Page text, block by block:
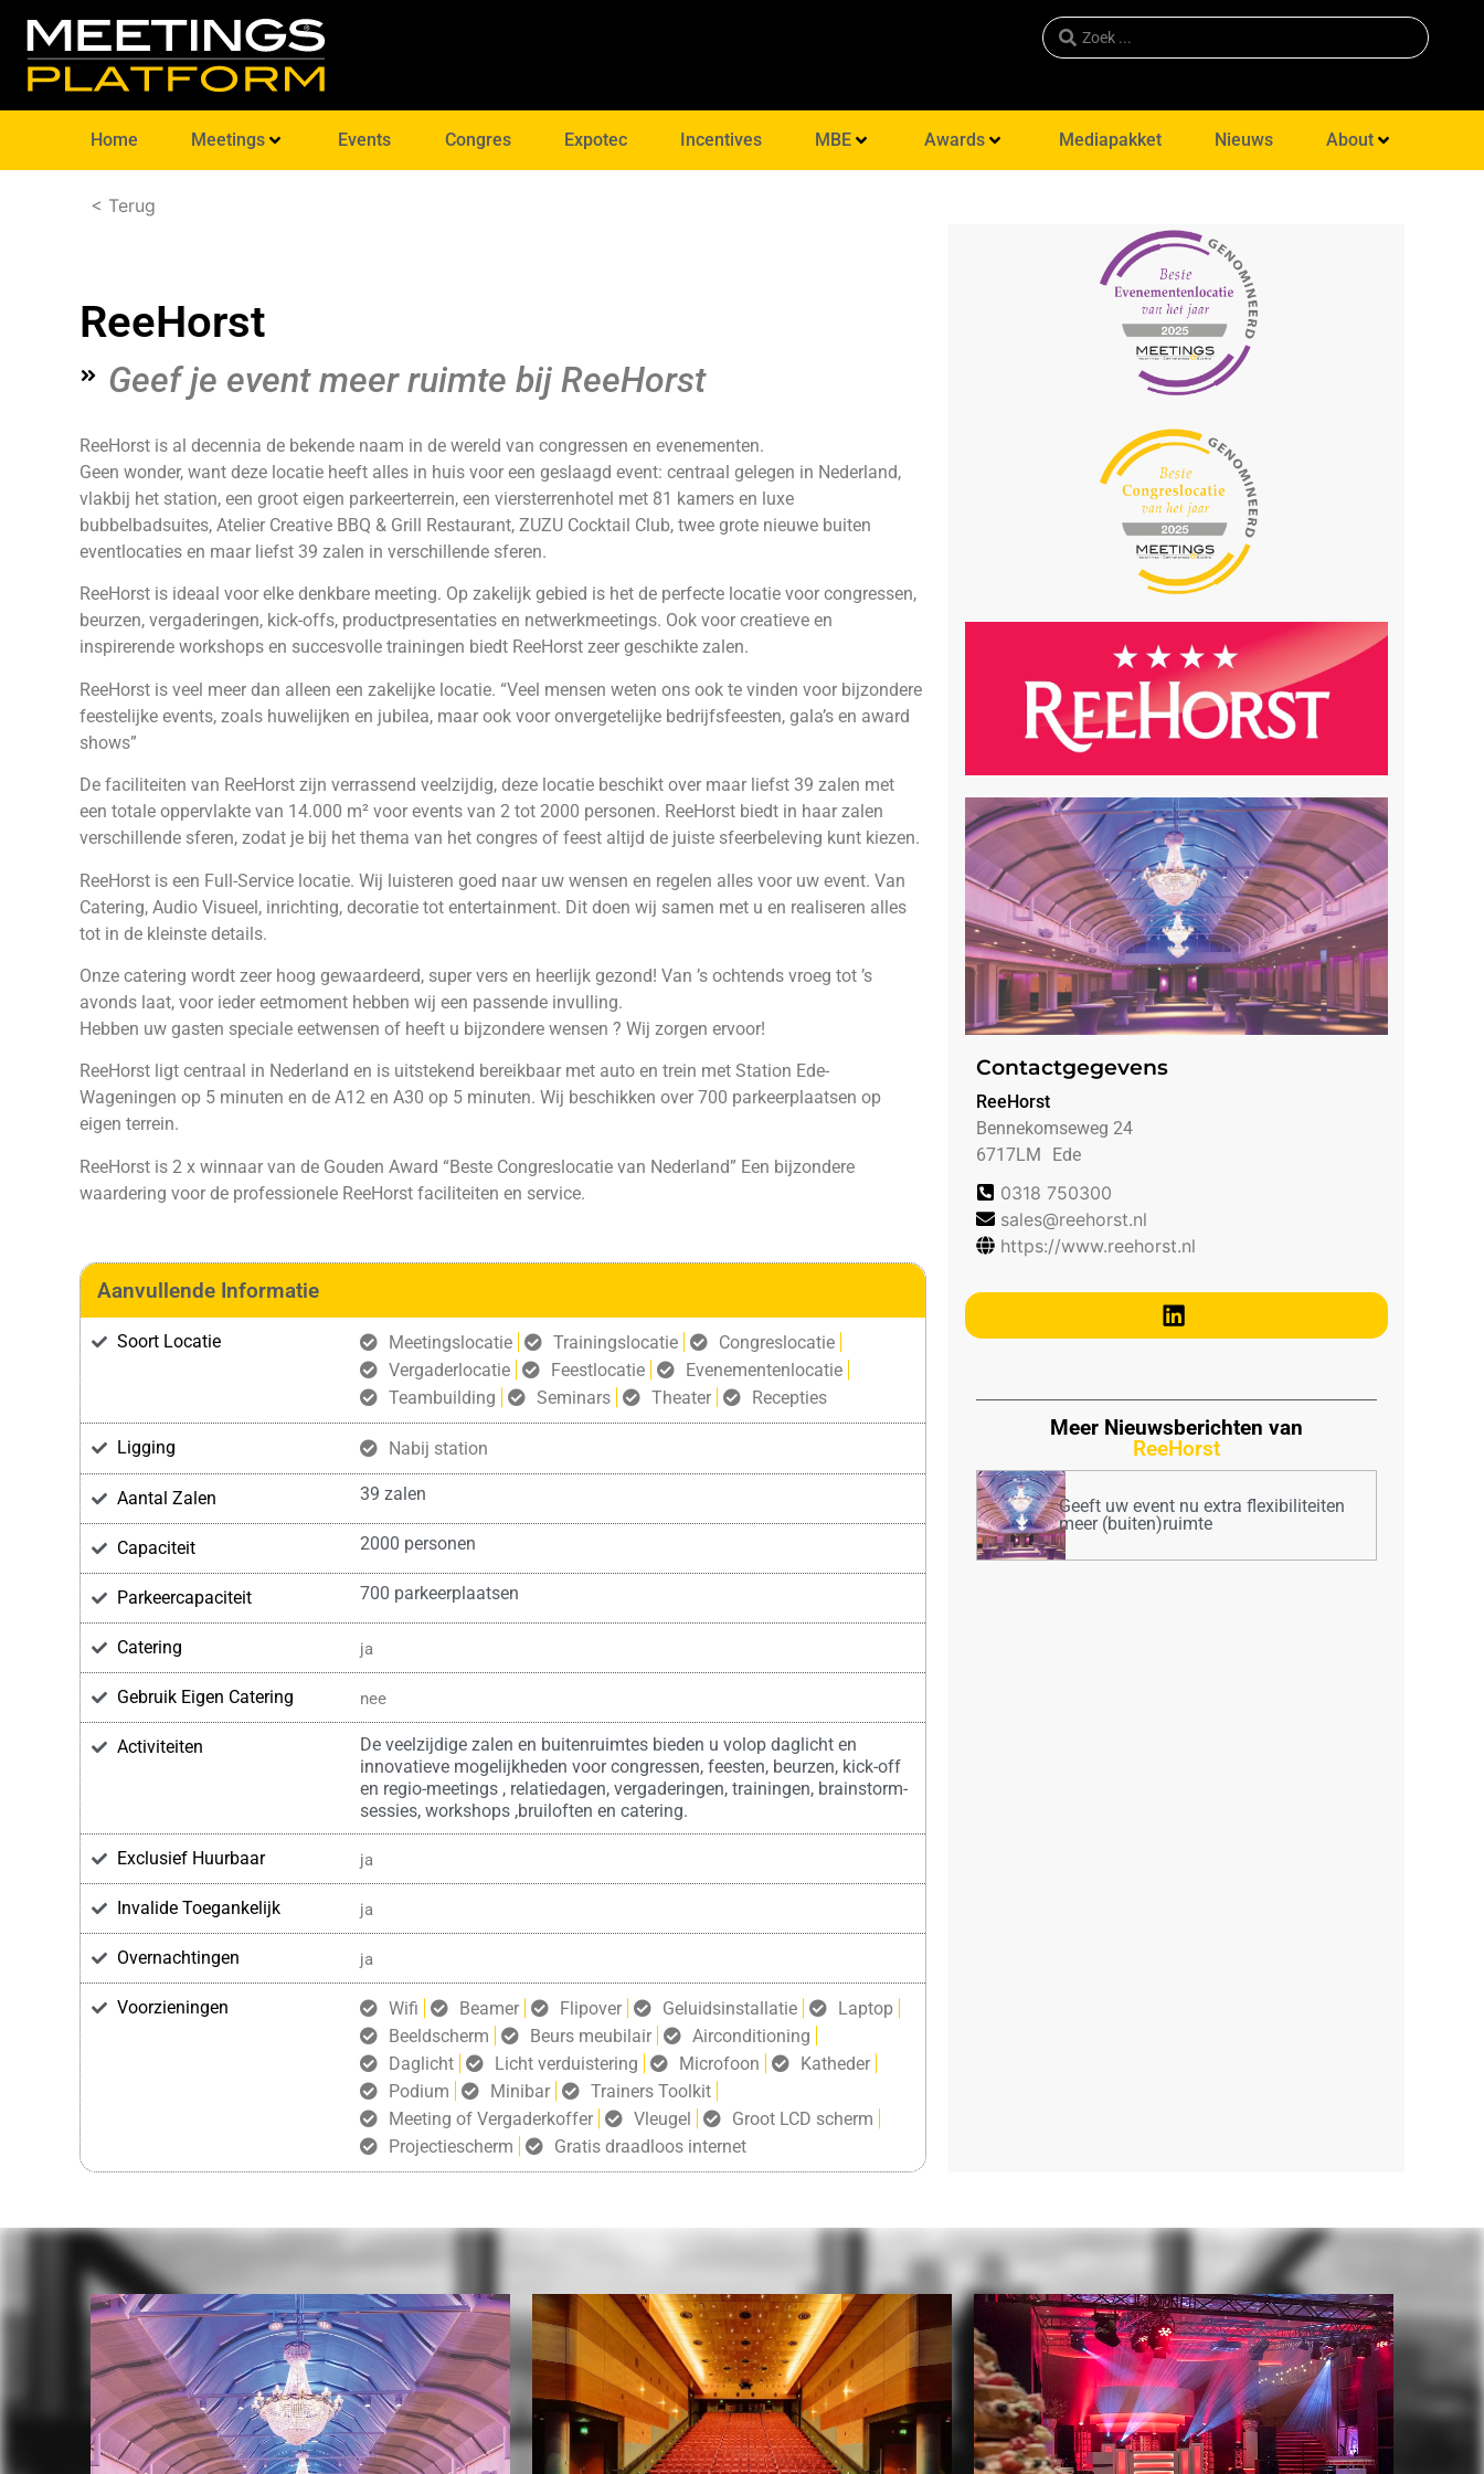
Home Meetings Events Congres Expotec Incentives MBE Awards Mediapakket Nieuws About
< Terug
ReeHorst
Geef je event meer ruimte bij ReeHorst
ReeHorst is al decennia de bekende naam in de wereld van congressen en evenementen.
Geen wonder, want deze locatie heeft alles in huis voor een geslaagd event: centraal gelegen in Nederland,
vlakbij het station, een groot eigen parkeerterrein, een viersterrenhotel met 81 kamers en luxe
bubbelbadsuites, Atelier Creative BBQ & Grill Restaurant, ZUZU Cocktail Club, twee grote nieuwe buiten
eventlocaties en maar liefst 39 zalen in verschillende sferen.
ReeHorst is ideaal voor elke denkbare meeting. Op zakelijk gebied is het de perfecte locatie voor congressen,
beurzen, vergaderingen, kick-offs, productpresentaties en netwerkmeetings. Ook voor creatieve en
inspirerende workshops en succesvolle trainingen biedt ReeHorst zeer geschikte zalen.
ReeHorst is veel meer dan alleen een zakelijke locatie. “Veel mensen weten ons ook te vinden voor bijzondere
feestelijke events, zoals huwelijken en jubilea, maar ook voor onvergetelijke bedrijfsfeesten, gala’s en award
shows”
De faciliteiten van ReeHorst zijn verrassend veelzijdig, deze locatie beschikt over maar liefst 39 zalen met
een totale oppervlakte van 14.000 m² voor events van 2 tot 2000 personen. ReeHorst biedt in haar zalen
verschillende sferen, zodat je bij het thema van het congres of feest altijd de juiste sfeerbeleving kunt kiezen.
ReeHorst is een Full-Service locatie. Wij luisteren goed naar uw wensen en regelen alles voor uw event. Van
Catering, Audio Visueel, inrichting, decoratie tot entertainment. Dit doen wij samen met u en realiseren alles
tot in de kleinste details.
Onze catering wordt zeer hoog gewaardeerd, super vers en heerlijk gezond! Van ’s ochtends vroeg tot ’s
avonds laat, voor ieder eetmoment hebben wij een passende invulling.
Hebben uw gasten speciale eetwensen of heeft u bijzondere wensen ? Wij zorgen ervoor!
ReeHorst ligt centraal in Nederland en is uitstekend bereikbaar met auto en trein met Station Ede-
Wageningen op 5 minuten en de A12 en A30 op 5 minuten. Wij beschikken over 700 parkeerplaatsen op
eigen terrein.
ReeHorst is 2 x winnaar van de Gouden Award “Beste Congreslocatie van Nederland” Een bijzondere
waardering voor de professionele ReeHorst faciliteiten en service.
Aanvullende Informatie
Soort Locatie Meetingslocatie Trainingslocatie
Congreslocatie
Vergaderlocatie
Feestlocatie
Evenementenlocatie
Teambuilding
Seminars Theater Recepties
Ligging Nabij station
Aantal Zalen 39 zalen
Capaciteit 2000 personen
Parkeercapaciteit 700 parkeerplaatsen
Catering ja
Gebruik Eigen Catering nee
Activiteiten
De veelzijdige zalen en buitenruimtes bieden u volop daglicht en
innovatieve mogelijkheden voor congressen, feesten, beurzen, kick-off
en regio-meetings , relatiedagen, vergaderingen, trainingen, brainstorm-
sessies, workshops ,bruiloften en catering.
Exclusief Huurbaar ja
Invalide Toegankelijk ja
Overnachtingen ja
Voorzieningen Wifi Beamer Flipover Geluidsinstallatie
Laptop
Beeldscherm
Beurs meubilair
Airconditioning
Daglicht
Licht verduistering Microfoon
Katheder
Podium
Minibar
Trainers Toolkit
Meeting of Vergaderkoffer
Vleugel
Groot LCD scherm
Projectiescherm
Gratis draadloos internet
Contactgegevens
ReeHorst
Bennekomseweg 24
6717LM
Ede
0318 750300
sales@reehorst.nl
https://www.reehorst.nl
Meer Nieuwsberichten van
ReeHorst
Geeft uw event nu extra flexibiliteiten
meer (buiten)ruimte